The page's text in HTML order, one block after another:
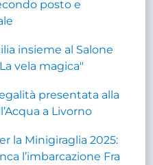
posto e
insieme al Salone
vela magica"
presentata alla
a Livorno
la Minigiraglia 2025:
l’imbarcazione Fra